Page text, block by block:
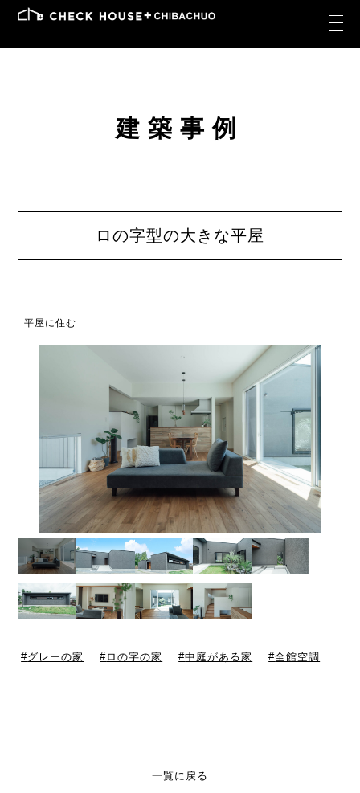
建築事例
ロの字型の大きな平屋
平屋に住む
グレーの家 ロの字の家 中庭がある家 全館空調
一覧に戻る